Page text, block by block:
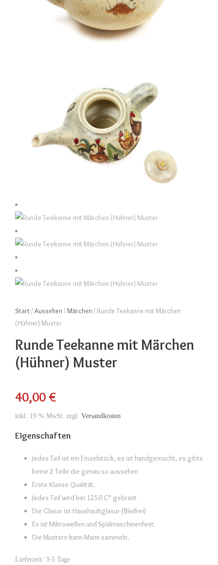
Start/ Aussehen / Märchen / Runde Teekanne mit Märchen
(Hühner) Muster
Runde Teekanne mit Märchen
(Hühner) Muster
40,00 €
inkl. 19 % MwSt. zzgl. Versandkosten
Eigenschaften
Jedes Teil ist ein Einzelstück, es ist handgemacht, es gibts
keine 2 Teile die genau so aussehen
Erste Klasse Qualität.
Jedes Teil wird bei 1250 C° gebrant
Die Glasur ist Haushaultglasur (Bleifrei)
Es ist Mikrowellen und Spülmaschinenfest.
Die Mustern kann Mann sammeln.
Lieferzeit: 3-5 Tage